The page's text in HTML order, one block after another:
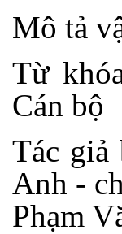
Mô tả
Từ
Cán bộ
Tác giả
Anh -
Phạm